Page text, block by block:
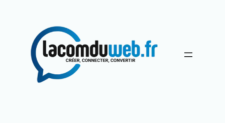
contenu